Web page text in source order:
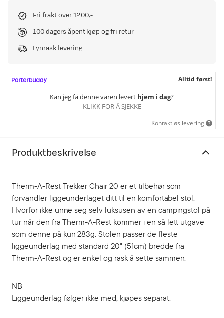
Fri frakt over 1200,-
100 dagers åpent kjøp og fri retur
Lynrask levering
Alltid først!
Kan jeg få denne varen levert hjem i dag?
KLIKK FOR Å SJEKKE
Kontaktløs levering
Produktbeskrivelse
Therm-A-Rest Trekker Chair 20 er et tilbehør som
forvandler liggeunderlaget ditt til en komfortabel stol.
Hvorfor ikke unne seg selv luksusen av en campingstol på
tur når den fra Therm-A-Rest kommer i en så lett utgave
som denne på kun 283g. Stolen passer de fleste
liggeunderlag med standard 20" (51cm) bredde fra
Therm-A-Rest og er enkel og rask å sette sammen.
NB
Liggeunderlag følger ikke med, kjøpes separat.